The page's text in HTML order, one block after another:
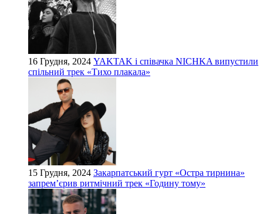
16 Грудня, 2024 YAKTAK і співачка NICHKA випустили
спільний трек «Тихо плакала»
15 Грудня, 2024 Закарпатський гурт «Остра тирнина»
запрем’єрив ритмічний трек «Годину тому»